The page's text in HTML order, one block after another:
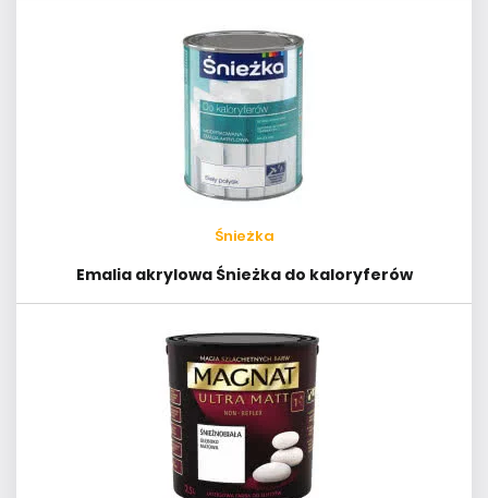
Śnieżka
Emalia akrylowa Śnieżka do kaloryferów